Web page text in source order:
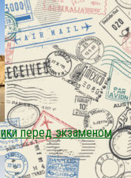
перед экзаменом